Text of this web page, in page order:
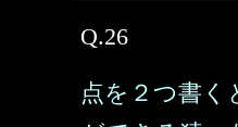
Q.26
点を２つ書く